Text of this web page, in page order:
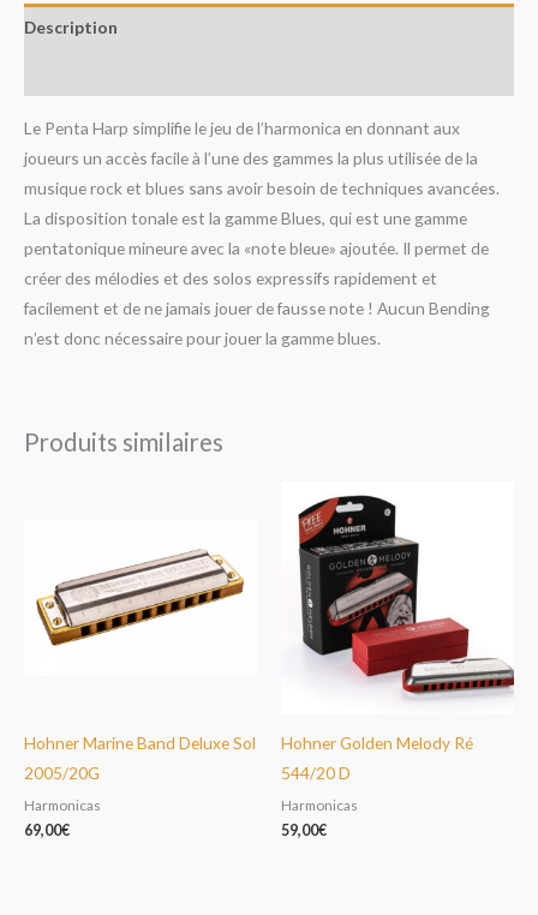
Description
Le Penta Harp simplifie le jeu de l’harmonica en donnant aux
joueurs un accès facile à l’une des gammes la plus utilisée de la
musique rock et blues sans avoir besoin de techniques avancées.
La disposition tonale est la gamme Blues, qui est une gamme
pentatonique mineure avec la «note bleue» ajoutée. Il permet de
créer des mélodies et des solos expressifs rapidement et
facilement et de ne jamais jouer de fausse note ! Aucun Bending
n’est donc nécessaire pour jouer la gamme blues.
Produits similaires
Hohner Marine Band Deluxe Sol
2005/20G
Harmonicas
69,00€
Hohner Golden Melody Ré
544/20 D
Harmonicas
59,00€